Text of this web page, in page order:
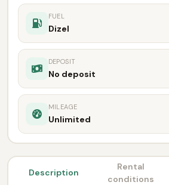
FUEL
Dizel
DEPOSIT
No deposit
MILEAGE
Unlimited
Description
Rental
conditions